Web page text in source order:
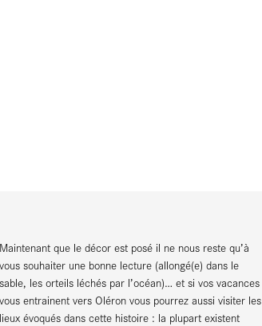
Maintenant que le décor est posé il ne nous reste qu’à
vous souhaiter une bonne lecture (allongé(e) dans le
sable, les orteils léchés par l’océan)… et si vos vacances
vous entrainent vers Oléron vous pourrez aussi visiter les
lieux évoqués dans cette histoire : la plupart existent